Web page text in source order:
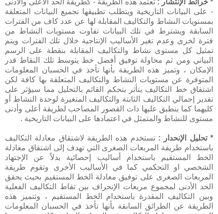
- على البيانات التاريخية ويتطلب تطبيقها تجميع البيانات المتعلقة
بمستويات النشاط والتكاليف المقابلة لها عن عدد كاف من الفترات
السابقة ويشترط في تلك البيانات تفاوت مستويات النشاط من
فترة لخرى وعدم تغير الأساليب الإنتاجية خلال تلك الفترات ويتم
تمثيل كل مستوى نشاط والتكاليف المقابلة بنقطة على الرسم
البياني ومن ثم محاولة توفيق أفضل خط يتوسط تلك النقاط قدر
الإمكان ، وتميز هذه الطريقة بأنها تأخذ في الحسبان المعلومات
المتوفرة عن مستويات النشاط والتكاليف المتعلقة بها كافة لكن
اشتقاق خط التكاليف يتأثر بتحكم القائم بالتحليل مما سيؤثر على
تقدير إجمالي التكاليف الثابتة والتكاليف المتغيرة لوحدة النشاط أو
كليهما كما ينطبق عليها ذات القصور المصاحب لطريقة أعلى وأدنى
مستوى للنشاط والمتمثل في اعتمادها على البيانات التاريخية .
* تحليل الإنحدار : تستخدم هذه الطريقة لاشتقاق معادلة التكاليف
باستخدام طريقة المربعات الصغرى التي تهدف إلى اشتقاق معادلة
الخط المستقيم باستخدام أساليب إحصائية بدلاً عن الإجتهاد
الشخصي او التحكمي كما في الأساليب الأخرى وتقوم طريقة
المربعات الصغرى على توفيق معادلة الخط المستقيم بحيث يحقق
الحد الأدنى لمجموع مربعات الإنحراف بين تقاط التكاليف الفعلية
وبين التكاليف المقدرة باستخدام الخط المستقيم ، وتتميز هذه
الطريقة عن الطرائق السابقة بأنها تأخذ في الحسبان المعلومات